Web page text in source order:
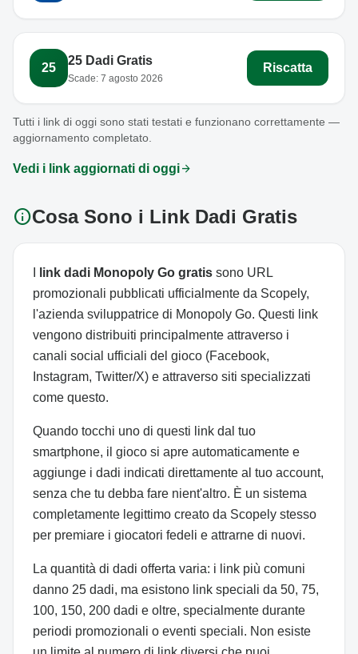
25
25 Dadi Gratis
Scade: 7 agosto 2026
Riscatta
Tutti i link di oggi sono stati testati e funzionano correttamente —
aggiornamento completato.
Vedi i link aggiornati di oggiarrow_forward
infoCosa Sono i Link Dadi Gratis
link dadi Monopoly Go gratis sono URL
promozionali pubblicati ufficialmente da Scopely,
l'azienda sviluppatrice di Monopoly Go. Questi link
vengono distribuiti principalmente attraverso i
canali social ufficiali del gioco (Facebook,
Instagram, Twitter/X) e attraverso siti specializzati
come questo.
Quando tocchi uno di questi link dal tuo
smartphone, il gioco si apre automaticamente e
aggiunge i dadi indicati direttamente al tuo account,
senza che tu debba fare nient'altro. È un sistema
completamente legittimo creato da Scopely stesso
per premiare i giocatori fedeli e attrarne di nuovi.
La quantità di dadi offerta varia: i link più comuni
danno 25 dadi, ma esistono link speciali da 50, 75,
100, 150, 200 dadi e oltre, specialmente durante
periodi promozionali o eventi speciali. Non esiste